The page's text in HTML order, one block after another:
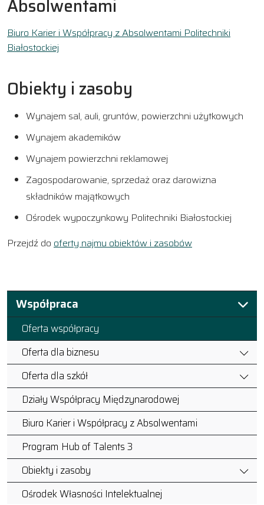
Absolwentami
Biuro Karier i Współpracy z Absolwentami Politechniki
Białostockiej
Obiekty i zasoby
Wynajem sal, auli, gruntów, powierzchni użytkowych
Wynajem akademików
Wynajem powierzchni reklamowej
Zagospodarowanie, sprzedaż oraz darowizna
składników majątkowych
Ośrodek wypoczynkowy Politechniki Białostockiej
Przejdź do oferty najmu obiektów i zasobów
Współpraca
Oferta współpracy
Oferta dla biznesu
Oferta dla szkół
Działy Współpracy Międzynarodowej
Biuro Karier i Współpracy z Absolwentami
Program Hub of Talents 3
Obiekty i zasoby
Ośrodek Własności Intelektualnej